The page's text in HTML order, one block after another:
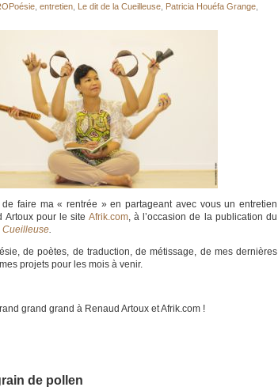
entretien Le dit de la Cueilleuse Patricia Houéfa Grange
faire ma « rentrée » en partageant avec vous un entretien
Artoux pour le site Afrik.com, à l’occasion de la publication du
Cueilleuse.
de poètes, de traduction, de métissage, de mes dernières
projets pour les mois à venir.
grand grand à Renaud Artoux et Afrik.com !
de pollen